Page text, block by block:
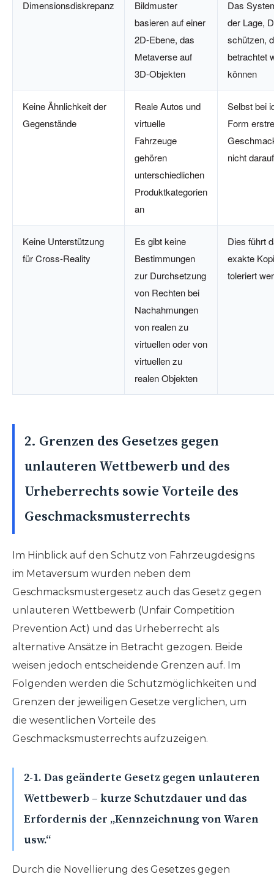
Dimensionsdiskrepanz
Bildmuster
basieren auf einer
2D-Ebene, das
Metaverse auf
3D-Objekten
Das
der Lage,
schützen,
betrachtet
können
Keine Ähnlichkeit der
Gegenstände
Reale Autos und
virtuelle
Fahrzeuge
gehören
unterschiedlichen
Produktkategorien
an
Selbst bei
Form
nicht darauf
Keine Unterstützung
für Cross-Reality
Es gibt keine
Bestimmungen
zur Durchsetzung
von Rechten bei
Nachahmungen
von realen zu
virtuellen oder von
virtuellen zu
realen Objekten
Dies führt
exakte
toleriert
2. Grenzen des Gesetzes gegen
unlauteren Wettbewerb und des
Urheberrechts sowie Vorteile des
Geschmacksmusterrechts
Im Hinblick auf den Schutz von Fahrzeugdesigns
im Metaversum wurden neben dem
Geschmacksmustergesetz auch das Gesetz gegen
unlauteren Wettbewerb (Unfair Competition
Prevention Act) und das Urheberrecht als
alternative Ansätze in Betracht gezogen. Beide
weisen jedoch entscheidende Grenzen auf. Im
Folgenden werden die Schutzmöglichkeiten und
Grenzen der jeweiligen Gesetze verglichen, um
die wesentlichen Vorteile des
Geschmacksmusterrechts aufzuzeigen.
2-1. Das geänderte Gesetz gegen unlauteren
Wettbewerb – kurze Schutzdauer und das
Erfordernis der „Kennzeichnung von Waren
usw.“
Durch die Novellierung des Gesetzes gegen